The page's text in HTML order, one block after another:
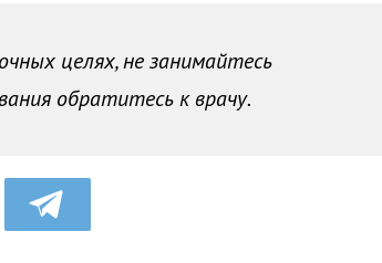
целях, не занимайтесь
обратитесь к врачу.